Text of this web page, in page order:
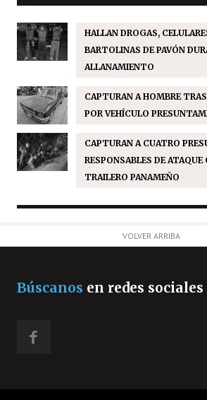
HALLAN DROGAS,
BARTOLINAS DE PAVÓN
ALLANAMIENTO
CAPTURAN A HOMBRE
POR VEHÍCULO
CAPTURAN A CUATRO
RESPONSABLES DE
TRAILERO PANAMEÑO
VOLVER ARRIBA
Búscanos en redes sociales